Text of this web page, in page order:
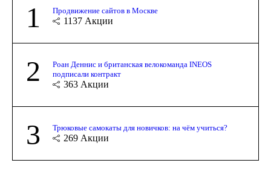
1 Продвижение сайтов в Москве
1137 Акции
2
Роан Деннис и британская велокоманда INEOS
подписали контракт
363 Акции
3 Трюковые самокаты для новичков: на чём учиться?
269 Акции